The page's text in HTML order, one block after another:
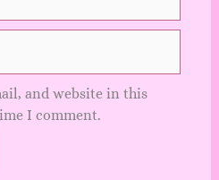
and website in this
I comment.